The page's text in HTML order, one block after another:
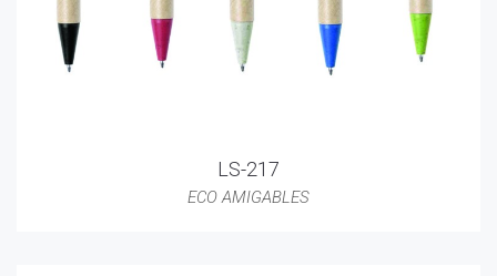
LS-217
ECO AMIGABLES